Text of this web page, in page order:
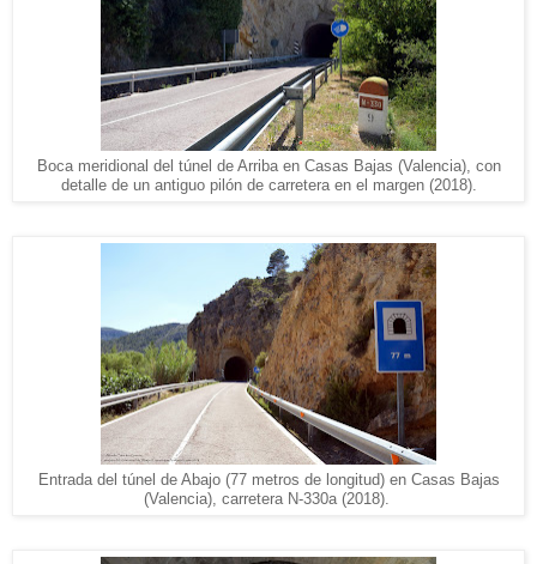
Boca meridional del túnel de Arriba en Casas Bajas (Valencia), con
detalle de un antiguo pilón de carretera en el margen (2018).
Entrada del túnel de Abajo (77 metros de longitud) en Casas Bajas
(Valencia), carretera N-330a (2018).